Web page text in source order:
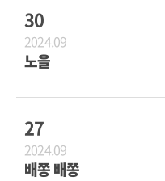
30
2024.09
노을
27
2024.09
배쫑 배쫑